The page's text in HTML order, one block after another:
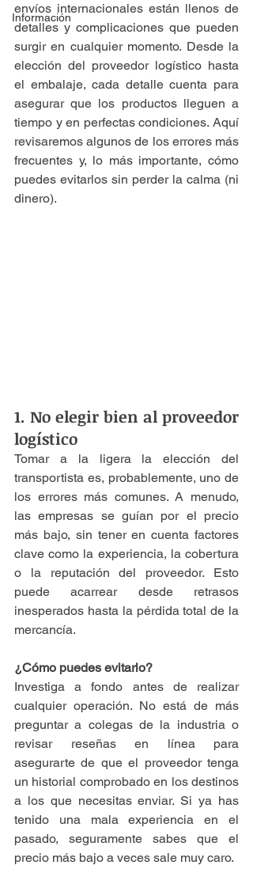
Información
envíos internacionales están llenos de
detalles y complicaciones que pueden
surgir en cualquier momento. Desde la
elección del proveedor logístico hasta
el embalaje, cada detalle cuenta para
asegurar que los productos lleguen a
tiempo y en perfectas condiciones. Aquí
revisaremos algunos de los errores más
frecuentes y, lo más importante, cómo
puedes evitarlos sin perder la calma (ni
dinero).
1. No elegir bien al proveedor
logístico
Tomar a la ligera la elección del
transportista es, probablemente, uno de
los errores más comunes. A menudo,
las empresas se guían por el precio
más bajo, sin tener en cuenta factores
clave como la experiencia, la cobertura
o la reputación del proveedor. Esto
puede acarrear desde retrasos
inesperados hasta la pérdida total de la
mercancía.
¿Cómo puedes evitarlo?
Investiga a fondo antes de realizar
cualquier operación. No está de más
preguntar a colegas de la industria o
revisar reseñas en línea para
asegurarte de que el proveedor tenga
un historial comprobado en los destinos
a los que necesitas enviar. Si ya has
tenido una mala experiencia en el
pasado, seguramente sabes que el
precio más bajo a veces sale muy caro.